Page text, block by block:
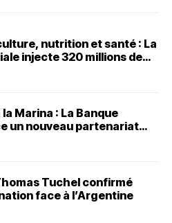
nutrition et santé : La
injecte 320 millions de
Marina : La Banque
un nouveau partenariat
Tuchel confirmé
face à l’Argentine